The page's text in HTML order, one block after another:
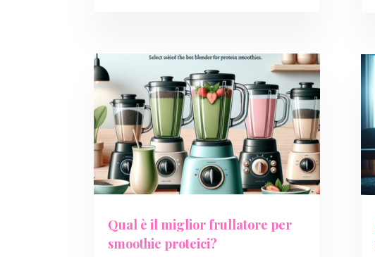
Qual è il miglior frullatore per
smoothie proteici?